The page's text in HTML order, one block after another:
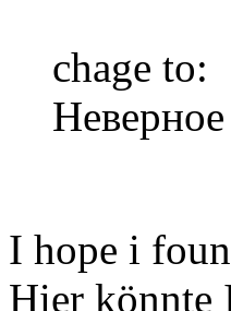
chage to:
I hope i
Hier könnte